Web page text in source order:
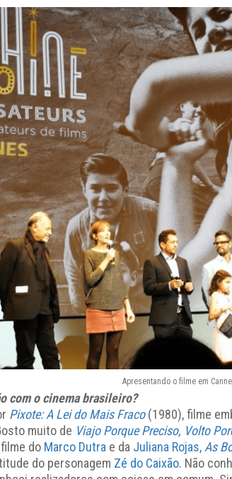
Apresentando o filme em
com o cinema brasileiro?
Pixote: A Lei do Mais Fraco(1980), filme
muito de Viajo Porque Preciso, Volto
do Marco Dutra e da Juliana Rojas, As
do personagem Zé do Caixão. Não